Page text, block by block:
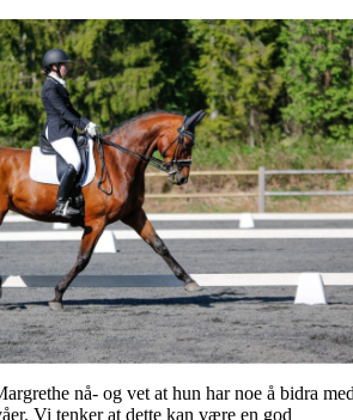
nå- og vet at hun har noe å bidra
Vi tenker at dette kan være en god